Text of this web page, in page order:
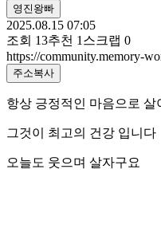
영진왕빠
2025.08.15 07:05
조회 13추천 1 스크랩 0
https://community.memory-
주소복사
항상 긍정적인 마음으로 살
그것이 최고의 건강 입니다
오늘도 웃으며 살자구요